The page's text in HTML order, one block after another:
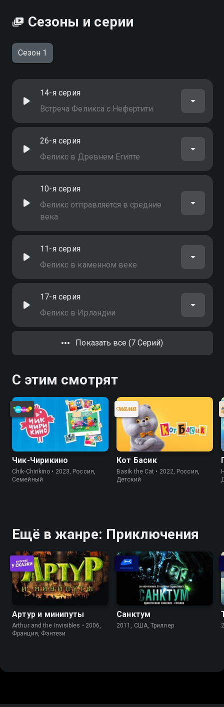
Сезоны и серии
Сезон 1
14-я серия
Встреча Феликса с Нефертити
26-я серия
Феликс в Древнем Египте
10-я серия
Феликс отправляется в средние
века
11-я серия
Феликс в каменном веке
17-я серия
Феликс в Ирландии
Показать все (7 Серий)
С этим смотрят
Чик-Чирикино
Chik-Chirikino • 2023, Россия,
Cемейный
Кот Басик
Basik the Cat • 2022, Россия,
Детский
Ещё в жанре: Приключения
Артур и минипуты
Arthur and the Invisibles • 2006,
Франция, Фэнтези
Санктум
2011, США, Триллер